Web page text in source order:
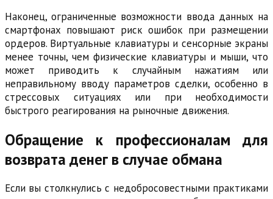
Наконец, ограниченные возможности ввода данных на
смартфонах повышают риск ошибок при размещении
ордеров. Виртуальные клавиатуры и сенсорные экраны
менее точны, чем физические клавиатуры и мыши, что
может приводить к случайным нажатиям или
неправильному вводу параметров сделки, особенно в
стрессовых ситуациях или при необходимости
быстрого реагирования на рыночные движения.
Обращение к профессионалам для
возврата денег в случае обмана
Если вы столкнулись с недобросовестными практиками